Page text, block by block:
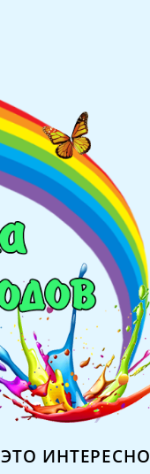
ЭТО ИНТЕРЕСНО